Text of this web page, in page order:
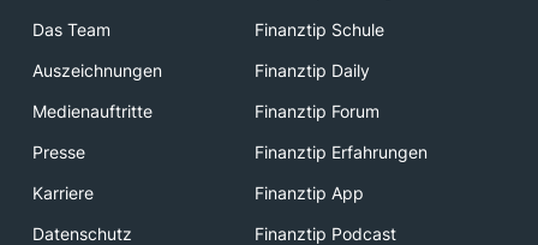
Das Team
Finanztip Schule
Auszeichnungen
Finanztip Daily
Medienauftritte
Finanztip Forum
Presse
Finanztip Erfahrungen
Karriere
Finanztip App
Datenschutz
Finanztip Podcast